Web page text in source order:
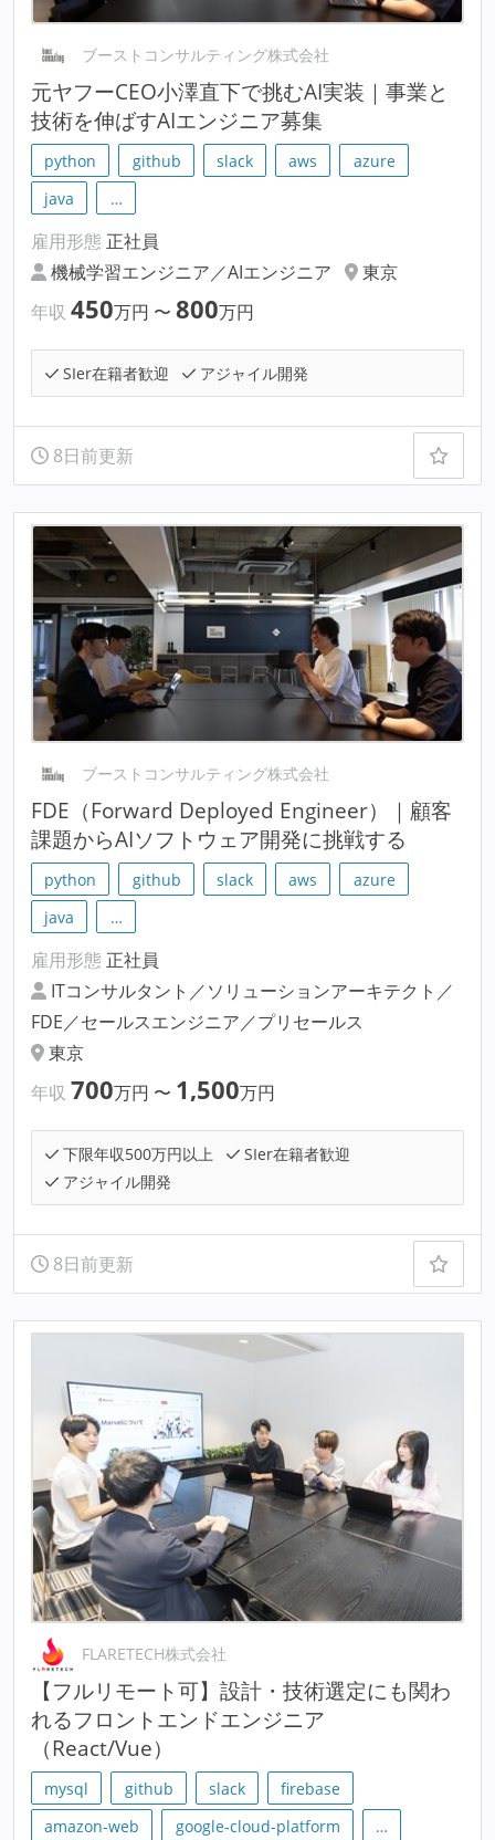
ブーストコンサルティング株式会社
元ヤフーCEO小澤直下で挑むAI実装｜事業と
技術を伸ばすAIエンジニア募集
python github slack aws
azure
java
…
雇用形態 正社員
機械学習エンジニア／AIエンジニア
東京
年収 450万円 〜 800万円
SIer在籍者歓迎 アジャイル開発
8日前更新
ブーストコンサルティング株式会社
FDE（Forward Deployed Engineer）｜顧客
課題からAIソフトウェア開発に挑戦する
python github slack aws
azure
java
…
雇用形態 正社員
ITコンサルタント／ソリューションアーキテクト／
FDE／セールスエンジニア／プリセールス
東京
年収 700万円 〜 1,500万円
下限年収500万円以上
SIer在籍者歓迎
アジャイル開発
8日前更新
FLARETECH株式会社
【フルリモート可】設計・技術選定にも関わ
れるフロントエンドエンジニア
（React/Vue）
mysql github slack
firebase
amazon-web
google-cloud-platform …